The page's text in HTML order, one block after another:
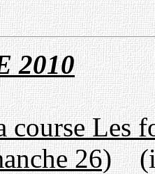
2010
course Les
26)